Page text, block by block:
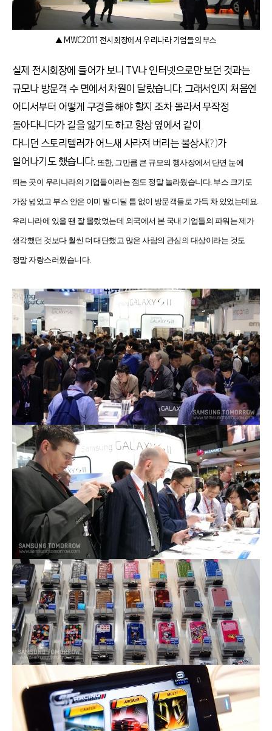
▲ MWC2011 전시회장에서 우리나라 기업들의 부스
실제 전시회장에 들어가 보니 TV나 인터넷으로만 보던 것과는
규모나 방문객 수 면에서 차원이 달랐습니다.그래서인지 처음엔
어디서부터 어떻게 구경을 해야 할지 조차 몰라서 무작정
돌아다니다가 길을 잃기도 하고 항상 옆에서 같이
다니던 스토리텔러가 어느새 사라져 버리는 불상사(?)가
일어나기도 했습니다. 또한, 그만큼 큰 규모의 행사장에서 단연 눈에
띄는 곳이 우리나라의 기업들이라는 점도 정말 놀라웠습니다. 부스 크기도
가장 넓었고 부스 안은 이미 발 디딜 틈 없이 방문객들로 가득 차 있었는데요
우리나라에 있을 땐 잘 몰랐었는데 외국에서 본 국내 기업들의 파워는 제가
생각했던 것보다 훨씬 더 대단했고 많은 사람의 관심의 대상이라는 것도
정말 자랑스러웠습니다.